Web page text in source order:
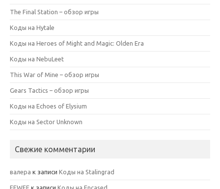
The Final Station – обзор игры
Коды на Hytale
Коды на Heroes of Might and Magic: Olden Era
Коды на NebuLeet
This War of Mine – обзор игры
Gears Tactics – обзор игры
Коды на Echoes of Elysium
Коды на Sector Unknown
Свежие комментарии
валера к записи Коды на Stalingrad
FEWFE к записи Коды на Encased